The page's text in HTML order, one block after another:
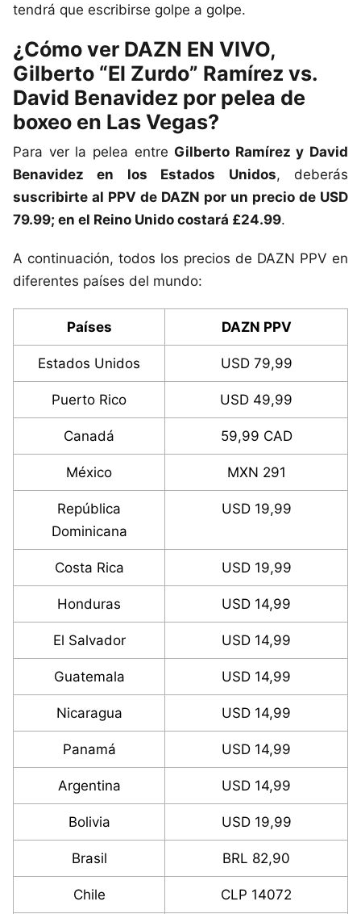
tendrá que escribirse golpe a golpe.
¿Cómo ver DAZN EN VIVO,
Gilberto “El Zurdo” Ramírez vs.
David Benavidez por pelea de
boxeo en Las Vegas?
Para ver la pelea entre Gilberto Ramírez y David
Benavidez en los Estados Unidos, deberás
suscribirte al PPV de DAZN por un precio de USD
79.99; en el Reino Unido costará £24.99.
A continuación, todos los precios de DAZN PPV en
diferentes países del mundo:
Países DAZN PPV
Estados Unidos USD 79,99
Puerto Rico USD 49,99
Canadá 59,99 CAD
México MXN 291
República
Dominicana
USD 19,99
Costa Rica USD 19,99
Honduras USD 14,99
El Salvador USD 14,99
Guatemala USD 14,99
Nicaragua USD 14,99
Panamá USD 14,99
Argentina USD 14,99
Bolivia USD 19,99
Brasil BRL 82,90
Chile CLP 14072